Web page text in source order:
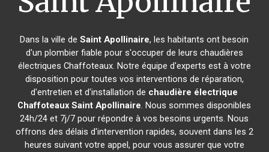
Dans la ville deSaint Apollinaire, les habitants ont besoin
d'un plombier fiable pour s'occuper de leurs chaudières
électriques Chaffoteaux. Notre équipe d'experts est à votre
disposition pour toutes vos interventions de réparation,
d'entretien et d'installation de chaudière électrique
Chaffoteaux Saint Apollinaire. Nous sommes disponibles
24h/24 et 7j/7 pour répondre à vos besoins urgents. Nous
offrons des délais d'intervention rapides, souvent dans les 2
heures suivant votre appel, pour vous assurer que votre